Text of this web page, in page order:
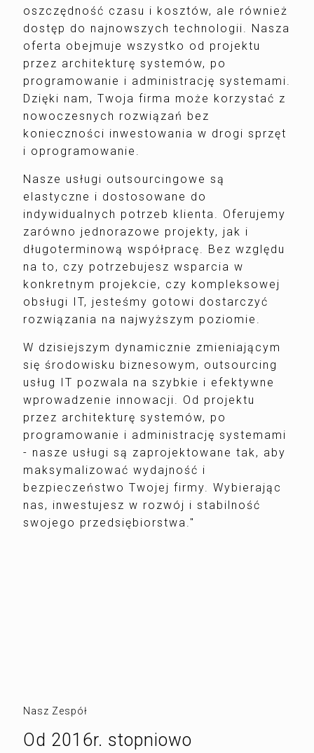
oszczędność czasu i kosztów, ale również
dostęp do najnowszych technologii. Nasza
oferta obejmuje wszystko od projektu
przez architekturę systemów, po
programowanie i administrację systemami.
Dzięki nam, Twoja firma może korzystać z
nowoczesnych rozwiązań bez
konieczności inwestowania w drogi sprzęt
i oprogramowanie.
Nasze usługi outsourcingowe są
elastyczne i dostosowane do
indywidualnych potrzeb klienta. Oferujemy
zarówno jednorazowe projekty, jak i
długoterminową współpracę. Bez względu
na to, czy potrzebujesz wsparcia w
konkretnym projekcie, czy kompleksowej
obsługi IT, jesteśmy gotowi dostarczyć
rozwiązania na najwyższym poziomie.
W dzisiejszym dynamicznie zmieniającym
się środowisku biznesowym, outsourcing
usług IT pozwala na szybkie i efektywne
wprowadzenie innowacji. Od projektu
przez architekturę systemów, po
programowanie i administrację systemami
- nasze usługi są zaprojektowane tak, aby
maksymalizować wydajność i
bezpieczeństwo Twojej firmy. Wybierając
nas, inwestujesz w rozwój i stabilność
swojego przedsiębiorstwa."
Nasz Zespół
Od 2016r. stopniowo